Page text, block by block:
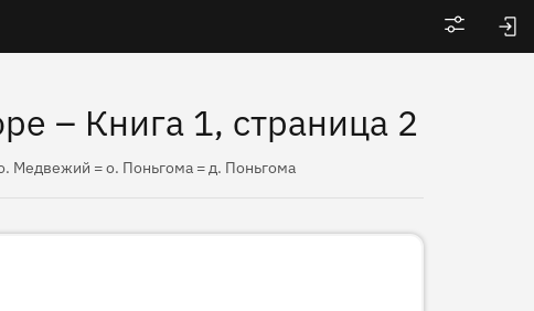
– Книга 1, страница 2
Медвежий = о. Поньгома = д. Поньгома